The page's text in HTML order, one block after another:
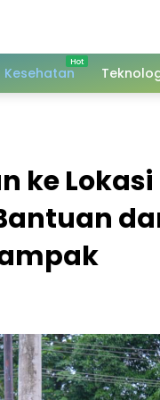
Kesehatan
ke